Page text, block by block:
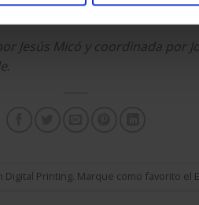
2017.
Jesús Micó y coordinada por
.
Digital Printing. Marque como favorito el